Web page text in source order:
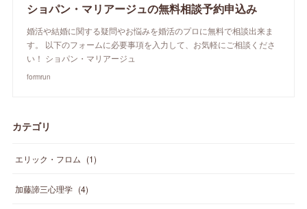
ショパン・マリアージュの無料相談予約申込み
婚活や結婚に関する疑問やお悩みを婚活のプロに無料で相談出来ま
す。 以下のフォームに必要事項を入力して、お気軽にご相談くださ
い！ ショパン・マリアージュ
formrun
カテゴリ
エリック・フロム (1)
加藤諦三心理学 (4)